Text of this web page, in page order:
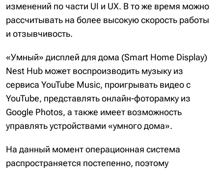
изменений по части UI и UX. В то же время можно
рассчитывать на более высокую скорость работы
и отзывчивость.
«Умный» дисплей для дома (Smart Home Display)
Nest Hub может воспроизводить музыку из
сервиса YouTube Music, проигрывать видео с
YouTube, представлять онлайн-фоторамку из
Google Photos, а также имеет возможность
управлять устройствами «умного дома».
На данный момент операционная система
распространяется постепенно, поэтому